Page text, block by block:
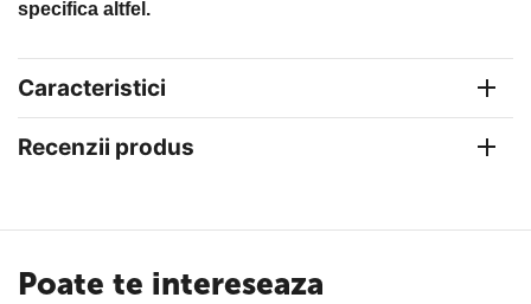
specifica altfel.
Caracteristici
Recenzii produs
Poate te intereseaza